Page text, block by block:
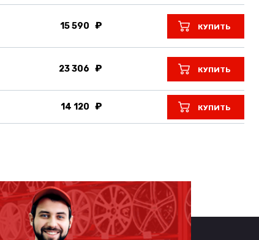
15 590 КУПИТЬ
23 306 КУПИТЬ
14 120 КУПИТЬ